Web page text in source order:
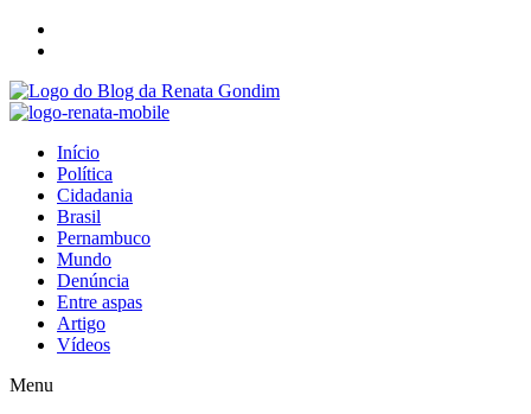
Início
Política
Cidadania
Brasil
Pernambuco
Mundo
Denúncia
Entre aspas
Artigo
Vídeos
Menu